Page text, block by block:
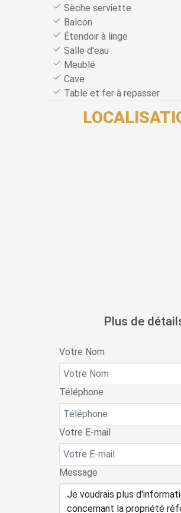
Sèche serviette
Balcon
Étendoir à linge
Salle d'eau
Meublé
Cave
Table et fer à repasser
Plus de
Votre Nom
Téléphone
Votre E-mail
Message